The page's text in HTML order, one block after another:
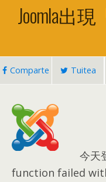
Joomla出現
Comparte Tuitea
今天登
function failed